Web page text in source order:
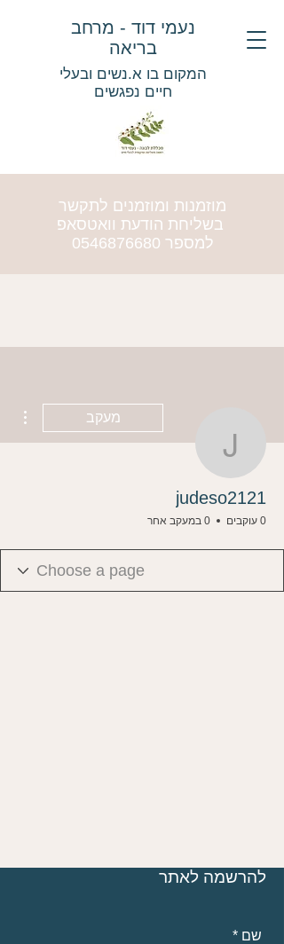
נעמי דוד - מרחב
בריאה
המקום בו א.נשים ובעלי
חיים נפגשים
מוזמנות ומוזמנים לתקשר
בשליחת הודעת וואטסאפ
למספר 0546876680
judeso2121
מעקב
judeso2121
0 עוקבים 0 במעקב אחר
להרשמה לאתר
שם *